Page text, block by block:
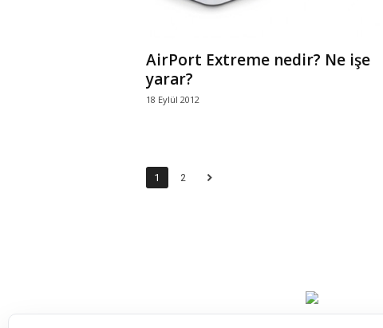
AirPort Extreme nedir? Ne işe
yarar?
18 Eylül 2012
1 2